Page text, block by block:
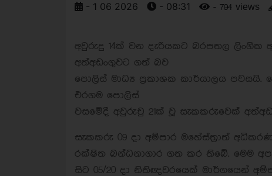
- 1 06 2026 - 08:31 - 794 views
අවුරුදු 14ක් වන දැරියකට බරපතල ලිංගික
අත්අඩංගුවට ගත් බව
පොලිස් මාධ්‍ය ප්‍රකාශක කාර්යාලය
එරගම පොලිස්
වසමේදී අවුරුචු 21ක් වූ සැකකරුවෙක්
සැකකරු 09 දා අම්පාර මහේස්ත්‍රාත්
රක්ෂිත බන්ධනාගාර ගත කර තිබේ. මෙම
සිට 05/20 දා නිතිඥවරයෙක් මාර්ගයෙන්